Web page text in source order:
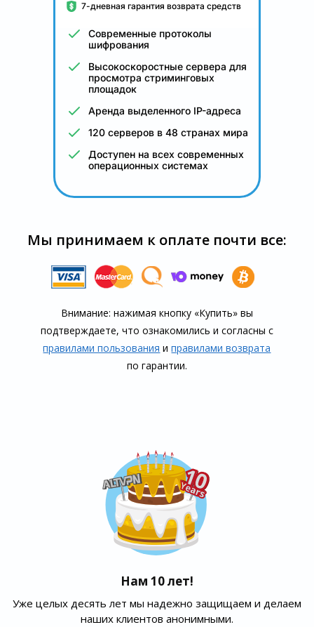
7-дневная гарантия возврата средств
Современные протоколы
шифрования
Высокоскоростные сервера для
просмотра стриминговых
площадок
Аренда выделенного IP-адреса
120 серверов в 48 странах мира
Доступен на всех современных
операционных системах
Мы принимаем к оплате почти все:
Внимание: нажимая кнопку «Купить» вы
подтверждаете, что озна­комились и согласны с
правилами пользования иправилами воз­врата
по гарантии.
Нам 10 лет!
Уже целых десять лет мы надежно защищаем и делаем
наших клиентов анонимными.